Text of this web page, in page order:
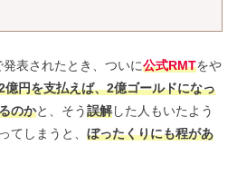
発表されたとき、ついに公式RMTをや
億円を支払えば、2億ゴールドになっ
のかと、そう誤解した人もいたよう
てしまうと、 ぼったくりにも程があ